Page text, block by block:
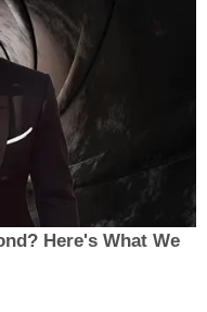
Here's What We